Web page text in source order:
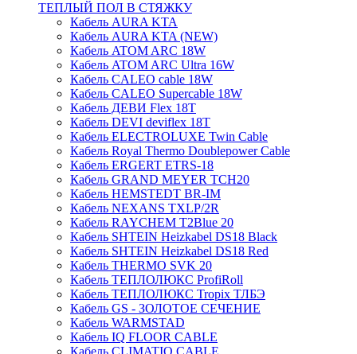
ТЕПЛЫЙ ПОЛ В СТЯЖКУ
Кабель AURA KTA
Кабель AURA KTA (NEW)
Кабель ATOM ARC 18W
Кабель ATOM ARC Ultra 16W
Кабель CALEO cable 18W
Кабель CALEO Supercable 18W
Кабель ДЕВИ Flex 18T
Кабель DEVI deviflex 18T
Кабель ELECTROLUXE Twin Cable
Кабель Royal Thermo Doublepower Cable
Кабель ERGERT ETRS-18
Кабель GRAND MEYER TCH20
Кабель HEMSTEDT BR-IM
Кабель NEXANS TXLP/2R
Кабель RAYCHEM T2Blue 20
Кабель SHTEIN Heizkabel DS18 Black
Кабель SHTEIN Heizkabel DS18 Red
Кабель THERMO SVK 20
Кабель ТЕПЛОЛЮКС ProfiRoll
Кабель ТЕПЛОЛЮКС Tropix ТЛБЭ
Кабель GS - ЗОЛОТОЕ СЕЧЕНИЕ
Кабель WARMSTAD
Кабель IQ FLOOR CABLE
Кабель CLIMATIQ CABLE